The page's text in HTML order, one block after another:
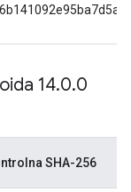
14.0.0
SHA-256